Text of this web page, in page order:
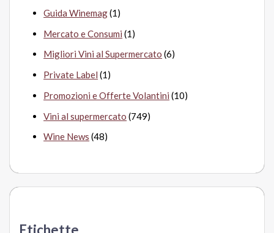
Guida Winemag(1)
Mercato e Consumi (1)
Migliori Vini al Supermercato (6)
Private Label (1)
Promozioni e Offerte Volantini (10)
Vini al supermercato (749)
Wine News (48)